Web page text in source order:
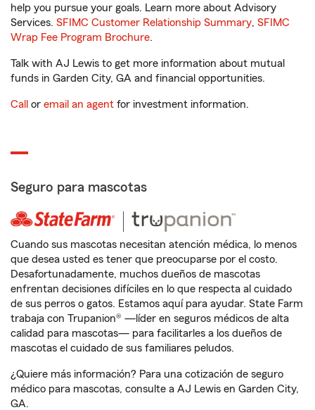
help you pursue your goals. Learn more about Advisory
Services. SFIMC Customer Relationship Summary, SFIMC
Wrap Fee Program Brochure.
Talk with AJ Lewis to get more information about mutual
funds in Garden City, GA and financial opportunities.
Call or email an agent for investment information.
Seguro para mascotas
Cuando sus mascotas necesitan atención médica, lo menos
que desea usted es tener que preocuparse por el costo.
Desafortunadamente, muchos dueños de mascotas
enfrentan decisiones difíciles en lo que respecta al cuidado
de sus perros o gatos. Estamos aquí para ayudar. State Farm
trabaja con Trupanion® —líder en seguros médicos de alta
calidad para mascotas— para facilitarles a los dueños de
mascotas el cuidado de sus familiares peludos.
¿Quiere más información? Para una cotización de seguro
médico para mascotas, consulte a AJ Lewis en Garden City,
GA.